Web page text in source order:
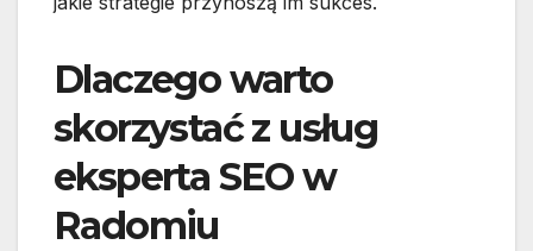
Dlaczego warto
skorzystać z usług
eksperta SEO w
Radomiu